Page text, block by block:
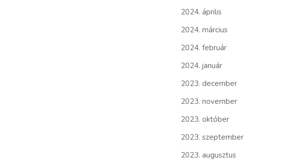
2024. április
2024. március
2024. február
2024. január
2023. december
2023. november
2023. október
2023. szeptember
2023. augusztus